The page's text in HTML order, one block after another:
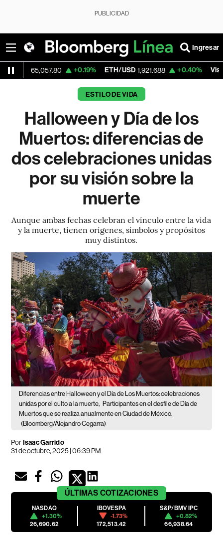
PUBLICIDAD
Ingresar
+0.19% ETH/USD 1,921.688 +0.40% Visa 362.50
ESTILO DE VIDA
Halloween y Día de los
Muertos: diferencias de
dos celebraciones unidas
por su visión sobre la
muerte
Aunque ambas fechas celebran el vínculo entre la vida
y la muerte, tienen orígenes, símbolos y propósitos
muy distintos.
Diferencias entre Halloween y el Día de Los Muertos: celebraciones
unidas por el culto a la muerte, Participantes en el desfile de Día de
Muertos que se realiza anualmente en Ciudad de México.
(Bloomberg/Alejandro Cegarra)
PorIsaac Garrido
31 de octubre, 2025 | 06:39 PM
ÚLTIMAS COTIZACIONES
NASDAQ
+1.30%
26,690.62
IBOVESPA
-1.73%
172,513.42
S&P/BMV IPC
+0.82%
66,938.64